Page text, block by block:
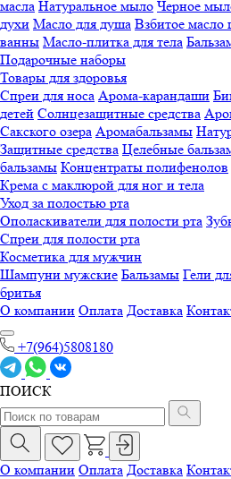
масла Натуральное мыло Черное
духи Масло для душа Взбитое масло
ванны Масло-плитка для тела
Подарочные наборы
Товары для здоровья
Спреи для носа Арома-карандаши
детей Солнцезащитные средства
Cакского озера Аромабальзамы
Защитные средства Целебные
бальзамы Концентраты полифенолов
Крема с маклюрой для ног и тела
Уход за полостью рта
Ополаскиватели для полости рта
Спреи для полости рта
Косметика для мужчин
Шампуни мужские Бальзамы Гели
бритья
О компании Оплата Доставка
+7(964)5808180
ПОИСК
О компании Оплата Доставка